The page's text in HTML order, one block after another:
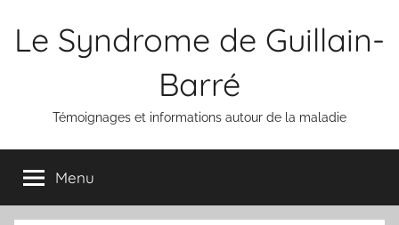
Le Syndrome de Guillain-
Barré
Témoignages et informations autour de la maladie
Menu